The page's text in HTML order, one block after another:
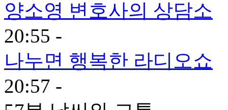
양소영 변호사의 상담소
20:55 -
나누면 행복한 라디오쇼
20:57 -